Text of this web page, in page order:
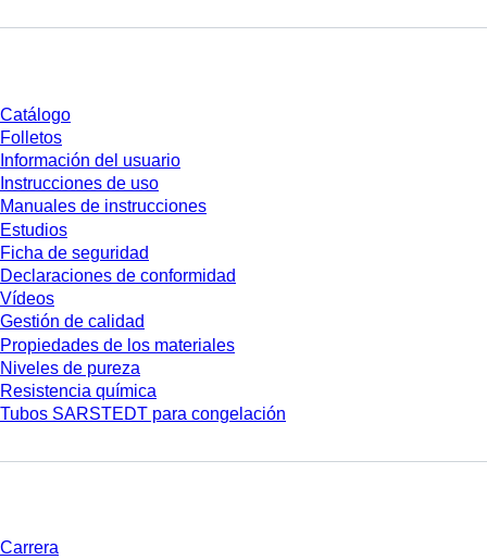
Catálogo
Folletos
Información del usuario
Instrucciones de uso
Manuales de instrucciones
Estudios
Ficha de seguridad
Declaraciones de conformidad
Vídeos
Gestión de calidad
Propiedades de los materiales
Niveles de pureza
Resistencia química
Tubos SARSTEDT para congelación
Carrera